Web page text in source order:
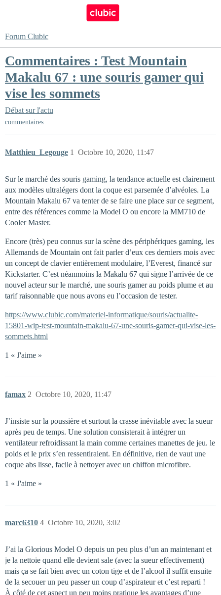
Forum Clubic
Commentaires : Test Mountain
Makalu 67 : une souris gamer qui
vise les sommets
Débat sur l'actu
commentaires
Matthieu_Legouge Octobre 10, 2020, 11:47
1
Sur le marché des souris gaming, la tendance actuelle est clairement
aux modèles ultralégers dont la coque est parsemée d’alvéoles. La
Mountain Makalu 67 va tenter de se faire une place sur ce segment,
entre des références comme la Model O ou encore la MM710 de
Cooler Master.
Encore (très) peu connus sur la scène des périphériques gaming, les
Allemands de Mountain ont fait parler d’eux ces derniers mois avec
un concept de clavier entièrement modulaire, l’Everest, financé sur
Kickstarter. C’est néanmoins la Makalu 67 qui signe l’arrivée de ce
nouvel acteur sur le marché, une souris gamer au poids plume et au
tarif raisonnable que nous avons eu l’occasion de tester.
https://www.clubic.com/materiel-informatique/souris/actualite-
15801-wip-test-mountain-makalu-67-une-souris-gamer-qui-vise-les-
sommets.html
1 « J'aime »
famax Octobre 10, 2020, 11:47
2
J’insiste sur la poussière et surtout la crasse inévitable avec la sueur
après peu de temps. Une solution consisterait à intégrer un
ventilateur refroidissant la main comme certaines manettes de jeu. le
poids et le prix s’en ressentiraient. En définitive, rien de vaut une
coque abs lisse, facile à nettoyer avec un chiffon microfibre.
1 « J'aime »
marc6310 Octobre 10, 2020, 3:02
4
J’ai la Glorious Model O depuis un peu plus d’un an maintenant et
je la nettoie quand elle devient sale (avec la sueur effectivement)
mais ça se fait bien avec un coton tige et de l’alcool il suffit ensuite
de la secouer un peu passer un coup d’aspirateur et c’est reparti !
À côté de cet aspect un peu moins pratique les avantages d’une